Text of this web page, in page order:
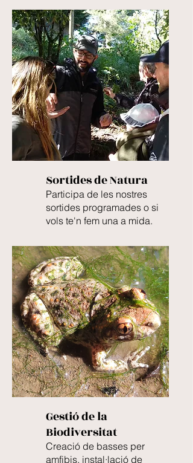
Sortides de Natura
Participa de les nostres
sortides programades o si
vols te'n fem una a mida.
Gestió de la
Biodiversitat
Creació de basses per
amfibis, instal·lació de